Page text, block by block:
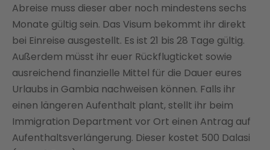
Abreise muss dieser aber noch mindestens sechs
Monate gültig sein. Das Visum bekommt ihr direkt
bei Einreise ausgestellt. Es ist 21 bis 28 Tage gültig.
Außerdem müsst ihr euer Rückflugticket sowie
ausreichend finanzielle Mittel für die Dauer eures
Urlaubs in Gambia nachweisen können. Falls ihr
einen längeren Aufenthalt plant, stellt ihr beim
Immigration Department vor Ort einen Antrag auf
Aufenthaltsverlängerung. Dieser kostet 500 Dalasi